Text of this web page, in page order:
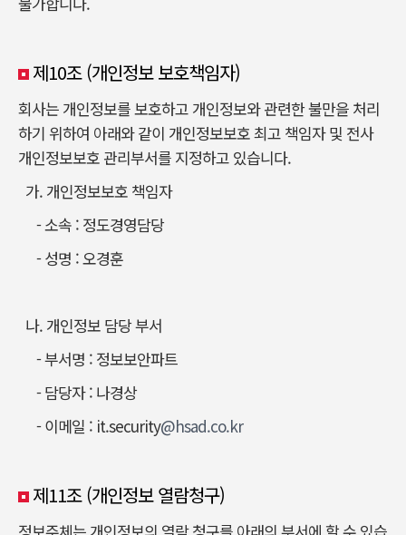
제10조 (개인정보 보호책임자)
회사는 개인정보를 보호하고 개인정보와 관련한 불만을 처리
하기 위하여 아래와 같이 개인정보보호 최고 책임자 및 전사
개인정보보호 관리부서를 지정하고 있습니다.
가. 개인정보보호 책임자
- 소속 : 정도경영담당
- 성명 : 오경훈
나. 개인정보 담당 부서
- 부서명 : 정보보안파트
- 담당자 : 나경상
- 이메일 : it.security@hsad.co.kr
제11조 (개인정보 열람청구)